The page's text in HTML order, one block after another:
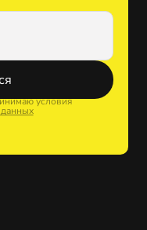
условия